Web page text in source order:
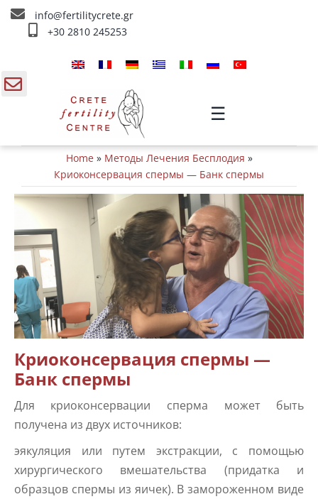
Skip
info@fertilitycrete.gr
+30 2810 245253
☰
Главная
Методы Лечения Бесплодия
Омоложение и плодородие
Внутривенное лечение
Инфо
Контакты
Home» Методы Лечения Бесплодия »
Криоконсервация спермы — Банк спермы
Криоконсервация спермы —
Банк спермы
Для криоконсервации сперма может быть
получена из двух источников:
эякуляция или путем экстракции, с помощью
хирургического вмешательства (придатка и
образцов спермы из яичек). В замороженном виде